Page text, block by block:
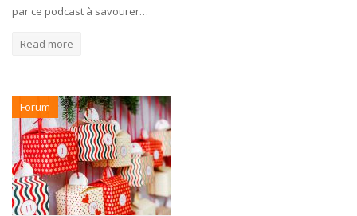
par ce podcast à savourer…
Read more
Forum